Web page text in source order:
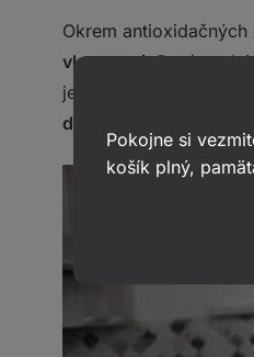
Okrem
vlastnosti. Patrí
je dobre pripravené
dostatok základných
Pokojne si
košík plný,